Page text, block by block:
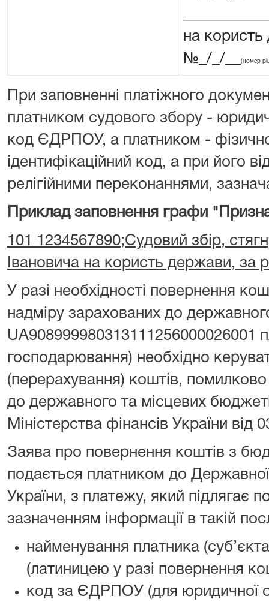
на
№_/_/__
(номер
При заповненні платіжного
платником судового збору -
код ЄДРПОУ, а платником -
ідентифікаційний код, а при його
релігійними переконаннями,
Приклад заповнення графи
101 1234567890;Судовий збір,
Івановича на користь держави,
У разі необхідності повернення
надміру зарахованих до
UA908999980313111256000026001
господарювання) необхідно
(перерахування) коштів,
до державного та місцевих
Міністерства фінансів України
Заява про повернення коштів з
подається платником до Державної
України, з платежу, який підлягає
зазначенням інформації в такій
найменування платника
(латиницею у разі повернення
код за ЄДРПОУ (для юридичної